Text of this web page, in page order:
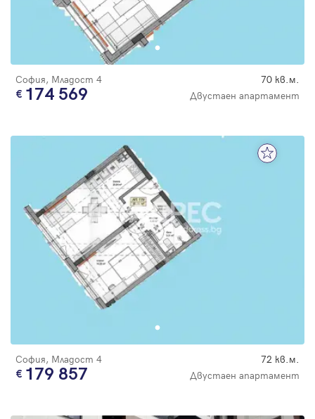
София, Младост 4 70 кв.м.
174 569 Двустаен апартамент
София, Младост 4 72 кв.м.
179 857 Двустаен апартамент